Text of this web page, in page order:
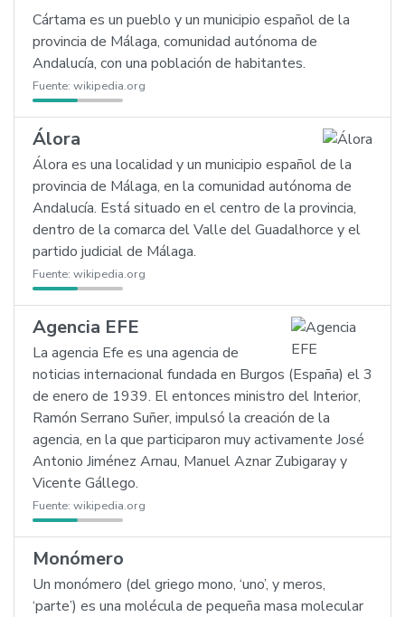
Cártama es un pueblo y un municipio español de la
provincia de Málaga, comunidad autónoma de
Andalucía, con una población de habitantes.
Fuente: wikipedia.org
Álora
Álora es una localidad y un municipio español de la
provincia de Málaga, en la comunidad autónoma de
Andalucía. Está situado en el centro de la provincia,
dentro de la comarca del Valle del Guadalhorce y el
partido judicial de Málaga.
Fuente: wikipedia.org
Agencia EFE
La agencia Efe es una agencia de
noticias internacional fundada en Burgos (España) el 3
de enero de 1939. El entonces ministro del Interior,
Ramón Serrano Suñer, impulsó la creación de la
agencia, en la que participaron muy activamente José
Antonio Jiménez Arnau, Manuel Aznar Zubigaray y
Vicente Gállego.
Fuente: wikipedia.org
Monómero
Un monómero (del griego mono, ‘uno’, y meros,
‘parte’) es una molécula de pequeña masa molecular